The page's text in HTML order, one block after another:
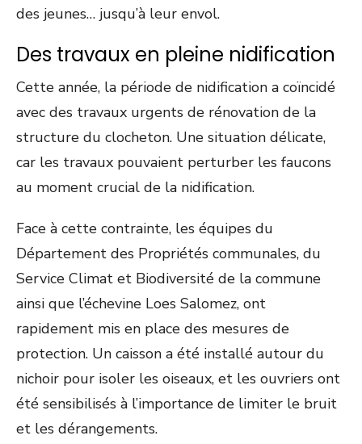
des jeunes… jusqu’à leur envol.
Des travaux en pleine nidification
Cette année, la période de nidification a coïncidé
avec des travaux urgents de rénovation de la
structure du clocheton. Une situation délicate,
car les travaux pouvaient perturber les faucons
au moment crucial de la nidification.
Face à cette contrainte, les équipes du
Département des Propriétés communales, du
Service Climat et Biodiversité de la commune
ainsi que l’échevine Loes Salomez, ont
rapidement mis en place des mesures de
protection. Un caisson a été installé autour du
nichoir pour isoler les oiseaux, et les ouvriers ont
été sensibilisés à l’importance de limiter le bruit
et les dérangements.